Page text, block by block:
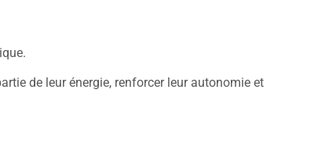
de leur énergie, renforcer leur autonomie et